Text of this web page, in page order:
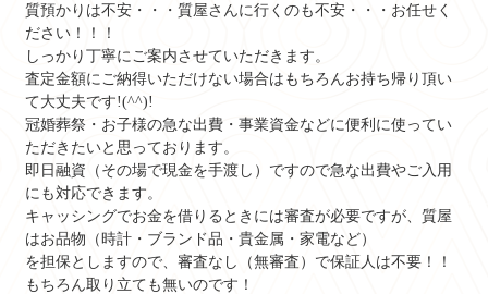
質預かりは不安・・・質屋さんに行くのも不安・・・お任せく
ださい！！！
しっかり丁寧にご案内させていただきます。
査定金額にご納得いただけない場合はもちろんお持ち帰り頂い
て大丈夫です!(^^)!
冠婚葬祭・お子様の急な出費・事業資金などに便利に使ってい
ただきたいと思っております。
即日融資（その場で現金を手渡し）ですので急な出費やご入用
にも対応できます。
キャッシングでお金を借りるときには審査が必要ですが、質屋
はお品物（時計・ブランド品・貴金属・家電など）
を担保としますので、審査なし（無審査）で保証人は不要！！
もちろん取り立ても無いのです！